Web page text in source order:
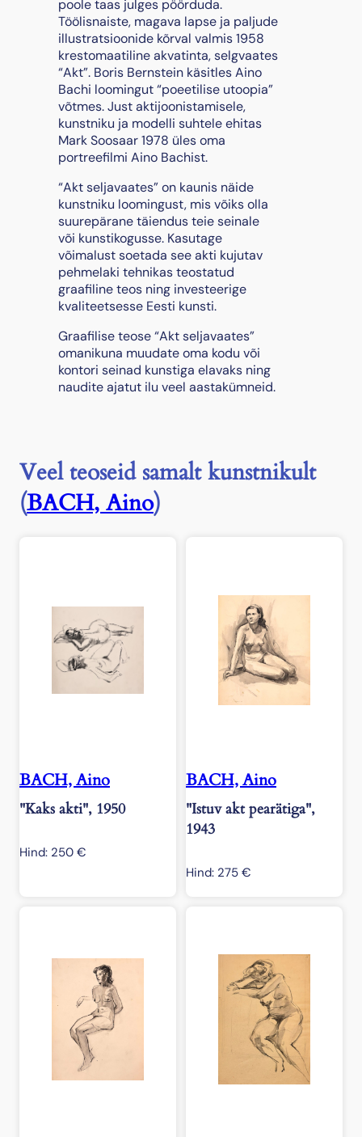
poole taas julges pöörduda.
Töölisnaiste, magava lapse ja paljude
illustratsioonide kõrval valmis 1958
krestomaatiline akvatinta, selgvaates
“Akt”. Boris Bernstein käsitles Aino
Bachi loomingut “poeetilise utoopia”
võtmes. Just aktijoonistamisele,
kunstniku ja modelli suhtele ehitas
Mark Soosaar 1978 üles oma
portreefilmi Aino Bachist.
“Akt seljavaates” on kaunis näide
kunstniku loomingust, mis võiks olla
suurepärane täiendus teie seinale
või kunstikogusse. Kasutage
võimalust soetada see akti kujutav
pehmelaki tehnikas teostatud
graafiline teos ning investeerige
kvaliteetsesse Eesti kunsti.
Graafilise teose “Akt seljavaates”
omanikuna muudate oma kodu või
kontori seinad kunstiga elavaks ning
naudite ajatut ilu veel aastakümneid.
Veel teoseid samalt kunstnikult
(BACH, Aino)
BACH, Aino
"Kaks akti", 1950
Hind: 250 €
BACH, Aino
"Istuv akt pearätiga",
1943
Hind: 275 €